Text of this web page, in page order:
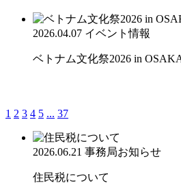
2026.04.07 イベント情報
ベトナム文化祭2026 in
1 2 3 4 5 ... 37
2026.06.21 事務局お知らせ
住民税について